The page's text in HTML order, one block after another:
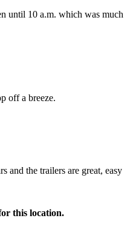
until 10 a.m. which was much
off a breeze.
and the trailers are great, easy
this location.